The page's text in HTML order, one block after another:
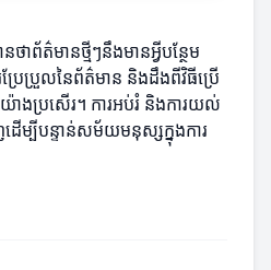
ាព័ត៌មានថ្មីៗនឹងមានអ្វីបន្ថែម
រែប្រួលនៃព័ត៌មាន និងដឹងពីវិធីប្រើ
យ៉ាងប្រសើរ។ ការអប់រំ និងការយល់
ើម្បីបន្ទាន់សម័យមនុស្សក្នុងការ